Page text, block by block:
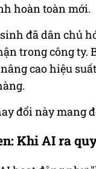
hoàn toàn mới.
đã dân chủ
trong công
cao hiệu
đổi này mang
Khi AI ra